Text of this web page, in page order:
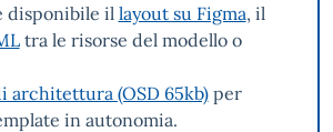
disponibile il layout su Figma, il
tra le risorse del modello o
architettura (OSD 65kb)per
in autonomia.